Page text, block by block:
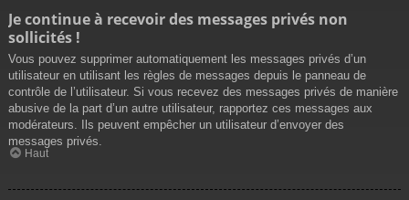
Je continue à recevoir des messages privés non
sollicités !
Vous pouvez supprimer automatiquement les messages privés d’un
utilisateur en utilisant les règles de messages depuis le panneau de
contrôle de l’utilisateur. Si vous recevez des messages privés de manière
abusive de la part d’un autre utilisateur, rapportez ces messages aux
modérateurs. Ils peuvent empêcher un utilisateur d’envoyer des
messages privés.
Haut